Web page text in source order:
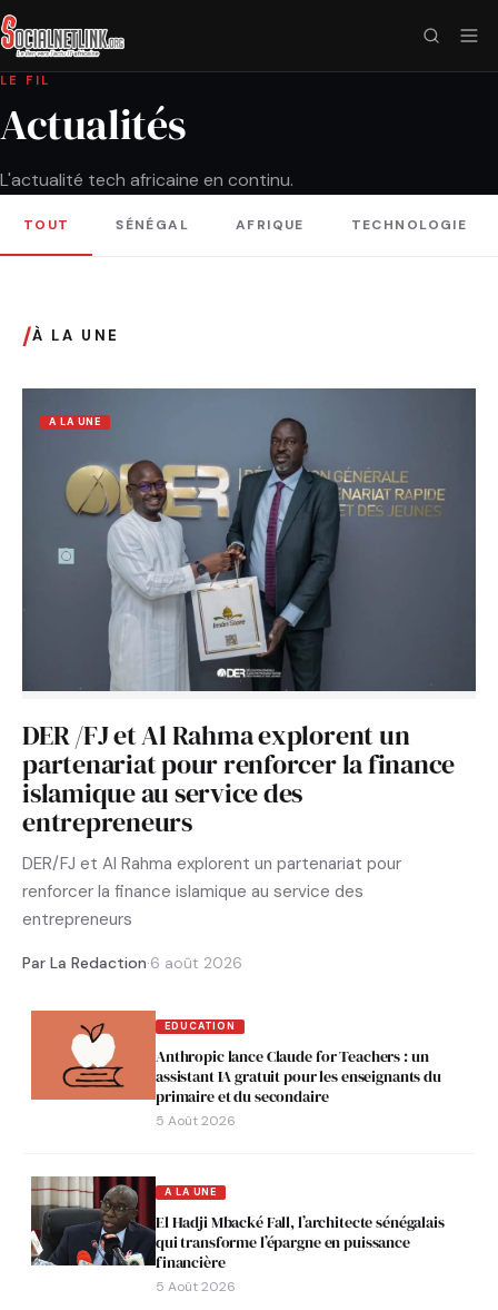
LE FIL
Actualités
L'actualité tech africaine en continu.
TOUT SÉNÉGAL AFRIQUE TECHNOLOGIE
/À LA UNE
A LA UNE
DER /FJ et Al Rahma explorent un
partenariat pour renforcer la finance
islamique au service des
entrepreneurs
DER/FJ et Al Rahma explorent un partenariat pour
renforcer la finance islamique au service des
entrepreneurs
Par La Redaction·6 août 2026
EDUCATION
Anthropic lance Claude for Teachers : un
assistant IA gratuit pour les enseignants du
primaire et du secondaire
5 Août 2026
A LA UNE
El Hadji Mbacké Fall, l’architecte sénégalais
qui transforme l’épargne en puissance
financière
5 Août 2026